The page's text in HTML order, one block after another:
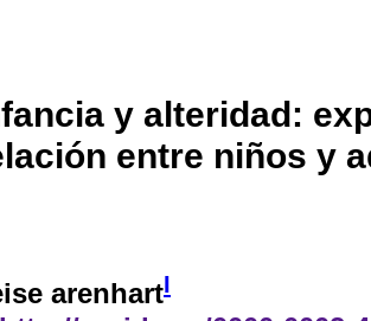
y alteridad:
entre niños y
arenhartI